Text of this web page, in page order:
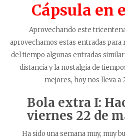
Cápsula en
Aprovechando este
aprovechamos estas entradas para
del tiempo algunas entradas
distancia y la nostalgia de
mejores, hoy nos lleva a
Bola extra I:
viernes 22 de
Ha sido una semana muy, muy